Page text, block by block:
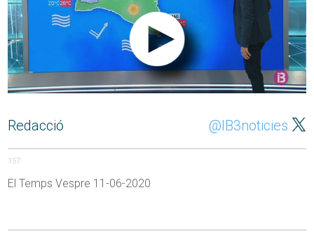
Redacció @IB3noticies
157
El Temps Vespre 11-06-2020